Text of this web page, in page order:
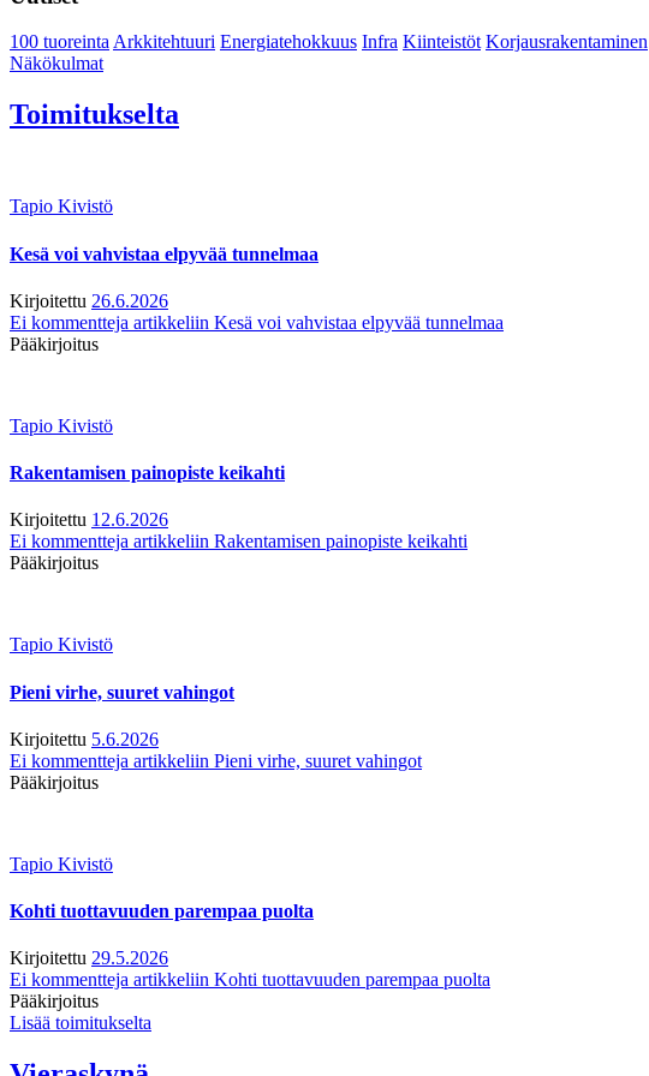
100 tuoreintaArkkitehtuuri Energiatehokkuus Infra Kiinteistöt Korjausrakentaminen
Näkökulmat
Toimitukselta
Tapio Kivistö
Kesä voi vahvistaa elpyvää tunnelmaa
Kirjoitettu 26.6.2026
Ei kommentteja artikkeliin Kesä voi vahvistaa elpyvää tunnelmaa
Pääkirjoitus
Tapio Kivistö
Rakentamisen painopiste keikahti
Kirjoitettu 12.6.2026
Ei kommentteja artikkeliin Rakentamisen painopiste keikahti
Pääkirjoitus
Tapio Kivistö
Pieni virhe, suuret vahingot
Kirjoitettu 5.6.2026
Ei kommentteja artikkeliin Pieni virhe, suuret vahingot
Pääkirjoitus
Tapio Kivistö
Kohti tuottavuuden parempaa puolta
Kirjoitettu 29.5.2026
Ei kommentteja artikkeliin Kohti tuottavuuden parempaa puolta
Pääkirjoitus
Lisää toimitukselta